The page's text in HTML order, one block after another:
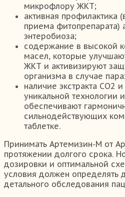
микрофлору ЖКТ;
активная профилактика
приема фитопрепарата)
энтеробиоза;
содержание в высокой
масел, которые
ЖКТ и активизируют
организма в случае
наличие экстракта СО2
уникальной технологии
обеспечивают
сильнодействующих
таблетке.
Принимать Артемизин-М от
протяжении долгого срока.
дозировки и оптимальной
условия должен определять
детального обследования